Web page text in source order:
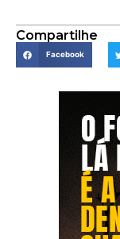
Compartilhe
Facebook